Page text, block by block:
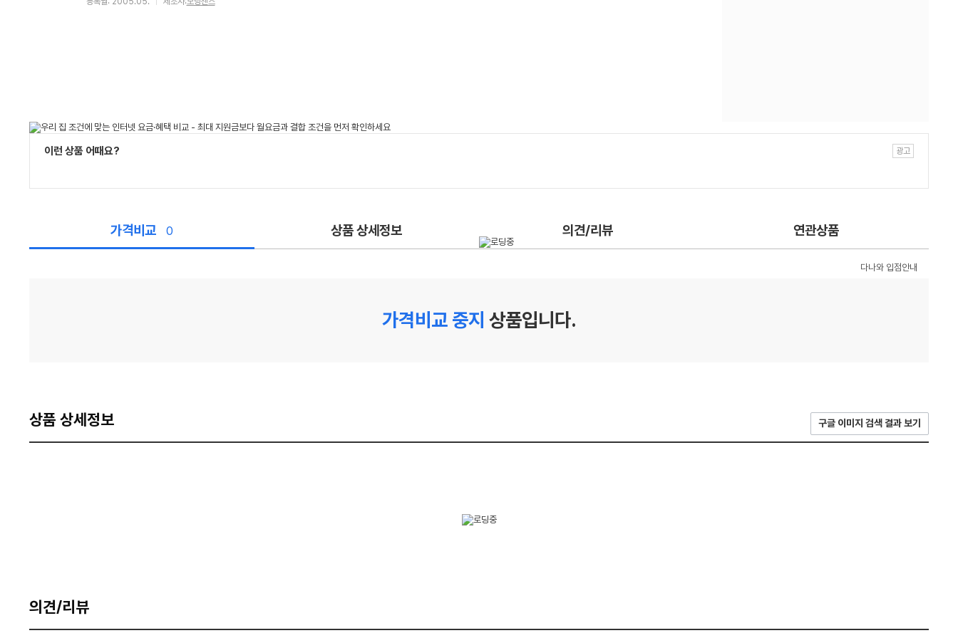
이런 상품 어때요?
가격비교 0 상품 상세정보 의견/리뷰 연관상품
다나와 입점안내
가격비교 중지 상품입니다.
상품 상세정보 구글 이미지 검색 결과 보기
의견/리뷰